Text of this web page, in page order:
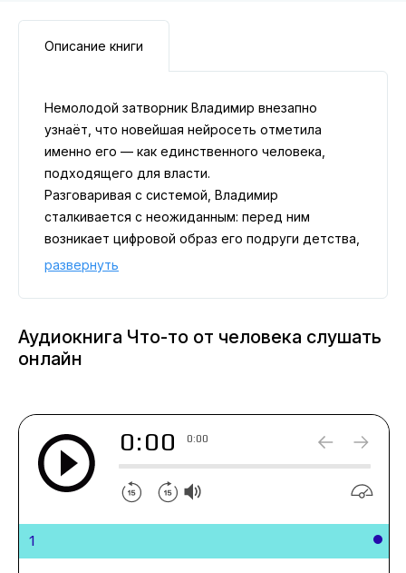
Описание книги
Немолодой затворник Владимир внезапно
узнаёт, что новейшая нейросеть отметила
именно его — как единственного человека,
подходящего для власти.
Разговаривая с системой, Владимир
сталкивается с неожиданным: перед ним
возникает цифровой образ его подруги детства,
давно ушедшей из жизни.
ещё сохранилось то самое… хрупкое…
развернуть
Аудиокнига Что-то от человека слушать
онлайн
0:00 0:00
1